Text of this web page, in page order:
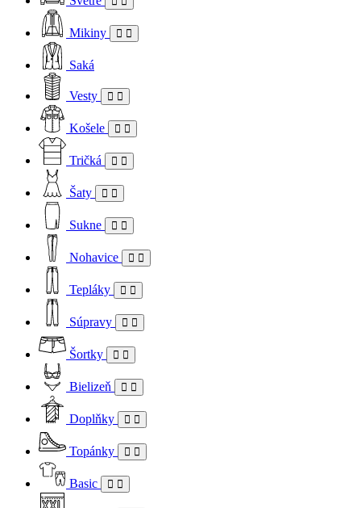
Mikiny
Saká
Vesty
Košele
Tričká
Šaty
Sukne
Nohavice
Tepláky
Súpravy
Šortky
Bielizeň
Doplňky
Topánky
Basic